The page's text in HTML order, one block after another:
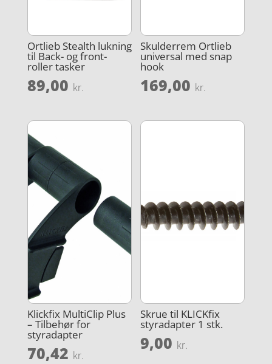
Ortlieb Stealth lukning
til Back- og front-
roller tasker
89,00 kr.
Skulderrem Ortlieb
universal med snap
hook
169,00 kr.
Klickfix MultiClip Plus
– Tilbehør for
styradapter
70,42 kr.
Skrue til KLICKfix
styradapter 1 stk.
9,00 kr.